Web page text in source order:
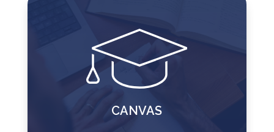
CANVAS